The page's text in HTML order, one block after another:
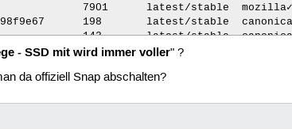
7901      latest/stable
198       latest/stable
143       latest/stable
247       latest/stable
1535      latest/stable
3         latest/stable  kde✓
1165      latest/stable
- SSD mit wird immer voller" ?
da offiziell Snap abschalten?